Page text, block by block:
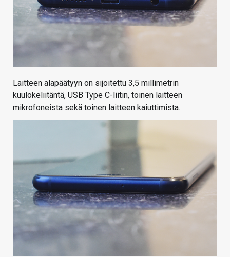
Laitteen alapäätyyn on sijoitettu 3,5 millimetrin
kuulokeliitäntä, USB Type C-liitin, toinen laitteen
mikrofoneista sekä toinen laitteen kaiuttimista.